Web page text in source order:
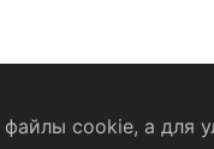
Согласие на
cookie, а для